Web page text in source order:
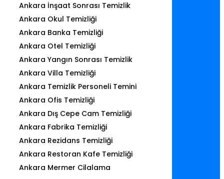
Ankara İnşaat Sonrası Temizlik
Ankara Okul Temizliği
Ankara Banka Temizliği
Ankara Otel Temizliği
Ankara Yangın Sonrası Temizlik
Ankara Villa Temizliği
Ankara Temizlik Personeli Temini
Ankara Ofis Temizliği
Ankara Dış Cepe Cam Temizliği
Ankara Fabrika Temizliği
Ankara Rezidans Temizliği
Ankara Restoran Kafe Temizliği
Ankara Mermer Cilalama